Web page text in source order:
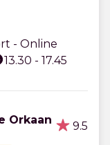
- Online
13.30 - 17.45
Orkaan
9.5